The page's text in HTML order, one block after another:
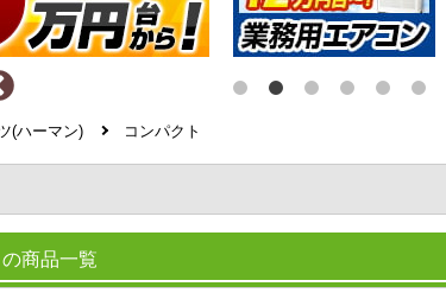
(ハーマン) コンパクト
商品一覧